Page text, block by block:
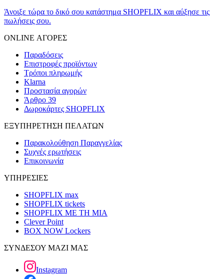
Άνοιξε τώρα το δικό σου κατάστημα SHOPFLIX και αύξησε τις
πωλήσεις σου.
ONLINE ΑΓΟΡΕΣ
Παραδόσεις
Επιστροφές προϊόντων
Τρόποι πληρωμής
Klarna
Προστασία αγορών
Άρθρο 39
Δωροκάρτες SHOPFLIX
ΕΞΥΠΗΡΕΤΗΣΗ ΠΕΛΑΤΩΝ
Παρακολούθηση Παραγγελίας
Συχνές ερωτήσεις
Επικοινωνία
ΥΠΗΡΕΣΙΕΣ
SHOPFLIX max
SHOPFLIX tickets
SHOPFLIX ΜΕ ΤΗ ΜΙΑ
Clever Point
BOX NOW Lockers
ΣΥΝΔΕΣΟΥ ΜΑΖΙ ΜΑΣ
Instagram